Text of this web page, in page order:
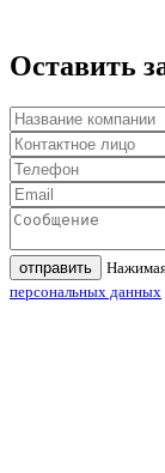
Оставить
отправить Нажимая
персональных данных